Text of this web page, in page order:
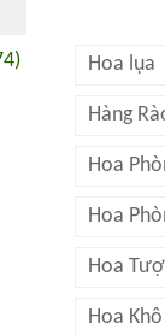
Hoa lụa
Hàng
Hoa
Hoa
Hoa
Hoa